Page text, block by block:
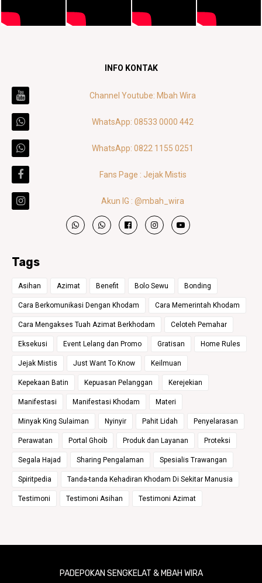
INFO KONTAK
Channel Youtube: Mbah Wira
WhatsApp: 08533 0000 442
WhatsApp: 0822 1155 0251
Fans Page : Jejak Mistis
Akun IG : @mbah_wira
Tags
Asihan Azimat Benefit Bolo Sewu Bonding
Cara Berkomunikasi Dengan Khodam Cara Memerintah Khodam
Cara Mengakses Tuah Azimat Berkhodam Celoteh Pemahar
Eksekusi Event Lelang dan Promo Gratisan Home Rules
Jejak Mistis Just Want To Know Keilmuan
Kepekaan Batin Kepuasan Pelanggan Kerejekian
Manifestasi Manifestasi Khodam Materi
Minyak King Sulaiman Nyinyir Pahit Lidah Penyelarasan
Perawatan Portal Ghoib Produk dan Layanan Proteksi
Segala Hajad Sharing Pengalaman Spesialis Trawangan
Spiritpedia Tanda-tanda Kehadiran Khodam Di Sekitar Manusia
Testimoni Testimoni Asihan Testimoni Azimat
PADEPOKAN SENGKELAT & MBAH WIRA